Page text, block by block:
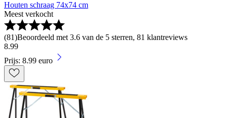
Houten schraag 74x74 cm
Meest verkocht
(81)Beoordeeld met 3.6 van de 5 sterren, 81 klantreviews
8.99
Prijs: 8.99 euro